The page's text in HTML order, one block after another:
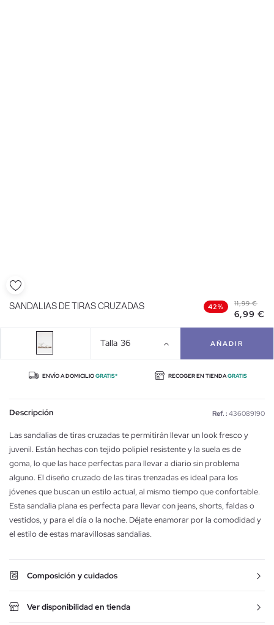
SANDALIAS DE TIRAS CRUZADAS 42% 11,99 €
6,99 €
Talla 36 AÑADIR
ENVÍO A DOMICILIOGRATIS* RECOGER EN TIENDAGRATIS
Descripción Ref. : 436089190
Las sandalias de tiras cruzadas te permitirán llevar un look fresco y
juvenil. Están hechas con tejido polipiel resistente y la suela es de
goma, lo que las hace perfectas para llevar a diario sin problema
alguno. El diseño cruzado de las tiras trenzadas es ideal para los
jóvenes que buscan un estilo actual, al mismo tiempo que confortable.
Esta sandalia plana es perfecta para llevar con jeans, shorts, faldas o
vestidos, y para el día o la noche. Déjate enamorar por la comodidad y
el estilo de estas maravillosas sandalias.
Composición y cuidados
Ver disponibilidad en tienda